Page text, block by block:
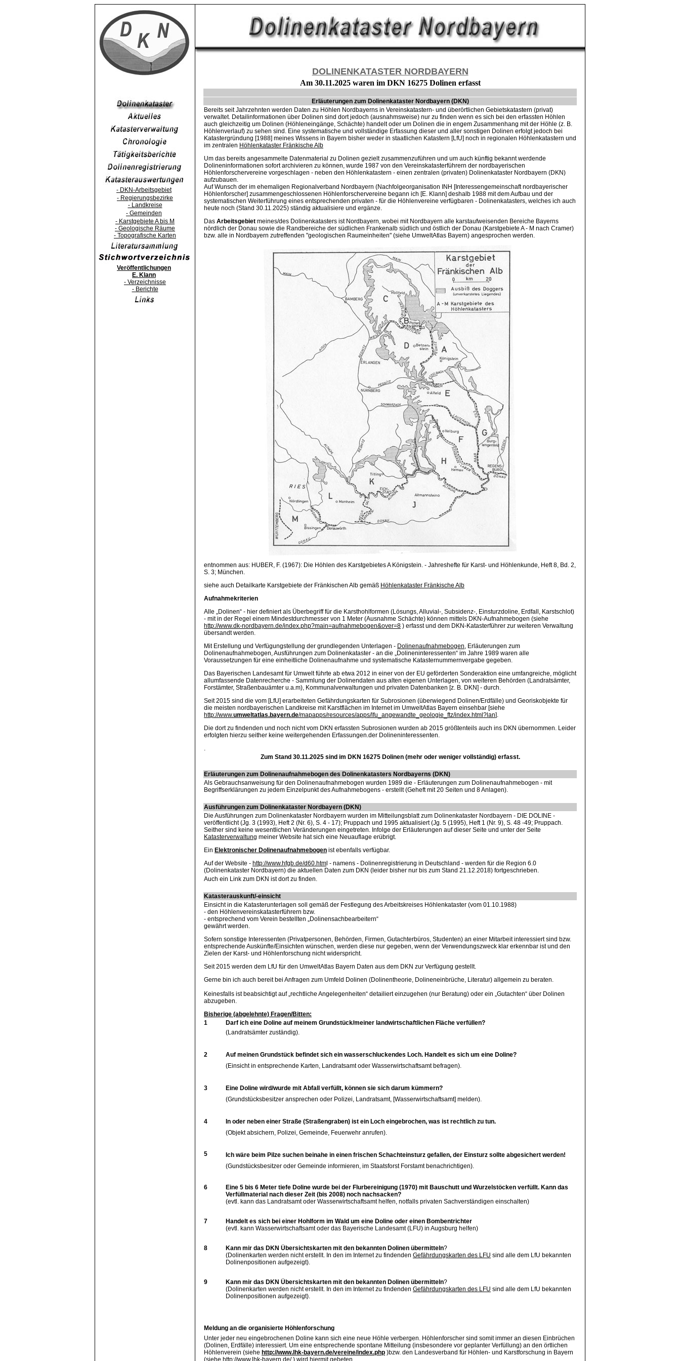
- DKN-Arbeitsgebiet
- Regierungsbezirke
- Landkreise
- Gemeinden
- Karstgebiete A bis M
- Geologische Räume
- Topografische Karten
Veröffentlichungen
E. Klann
- Verzeichnisse
- Berichte
DOLINENKATASTER NORDBAYERN
Am 30.11.2025 waren im DKN 16275 Dolinen erfasst
Erläuterungen zum Dolinenkataster Nordbayern (DKN)
Bereits seit Jahrzehnten werden Daten zu Höhlen Nordbayerns in Vereinskatastern- und überörtlichen Gebietskatastern (privat)
verwaltet. Detailinformationen über Dolinen sind dort jedoch (ausnahmsweise) nur zu finden wenn es sich bei den erfassten Höhlen
auch gleichzeitig um Dolinen (Höhleneingänge, Schächte) handelt oder um Dolinen die in engem Zusammenhang mit der Höhle (z. B.
Höhlenverlauf) zu sehen sind. Eine systematische und vollständige Erfassung dieser und aller sonstigen Dolinen erfolgt jedoch bei
Katastergründung [1988] meines Wissens in Bayern bisher weder in staatlichen Katastern [LfU] noch in regionalen Höhlenkatastern und
im zentralen Höhlenkataster Fränkische Alb
Um das bereits angesammelte Datenmaterial zu Dolinen gezielt zusammenzuführen und um auch künftig bekannt werdende
Dolineninformationen sofort archivieren zu können, wurde 1987 von den Vereinskatasterführern der nordbayerischen
Höhlenforschervereine vorgeschlagen - neben den Höhlenkatastern - einen zentralen (privaten) Dolinenkataster Nordbayern (DKN)
aufzubauen.
Auf Wunsch der im ehemaligen Regionalverband Nordbayern (Nachfolgeorganisation INH [Interessengemeinschaft nordbayerischer
Höhlenforscher] zusammengeschlossenen Höhlenforschervereine begann ich [E. Klann] deshalb 1988 mit dem Aufbau und der
systematischen Weiterführung eines entsprechenden privaten - für die Höhlenvereine verfügbaren - Dolinenkatasters, welches ich auch
heute noch (Stand 30.11.2025) ständig aktualisiere und ergänze.
Das Arbeitsgebiet meines/des Dolinenkatasters ist Nordbayern, wobei mit Nordbayern alle karstaufweisenden Bereiche Bayerns
nördlich der Donau sowie die Randbereiche der südlichen Frankenalb südlich und östlich der Donau (Karstgebiete A - M nach Cramer)
bzw. alle in Nordbayern zutreffenden "geologischen Raumeinheiten" (siehe UmweltAtlas Bayern) angesprochen werden.
entnommen aus: HUBER, F. (1967): Die Höhlen des Karstgebietes A Königstein. - Jahreshefte für Karst- und Höhlenkunde, Heft 8, Bd. 2,
S. 3; München.
siehe auch Detailkarte Karstgebiete der Fränkischen Alb gemäß Höhlenkataster Fränkische Alb
Aufnahmekriterien
Alle „Dolinen“ - hier definiert als Überbegriff für die Karsthohlformen (Lösungs, Alluvial-, Subsidenz-, Einsturzdoline, Erdfall, Karstschlot)
- mit in der Regel einem Mindestdurchmesser von 1 Meter (Ausnahme Schächte) können mittels DKN-Aufnahmebogen (siehe
http://www.dk-nordbayern.de/index.php?main=aufnahmebogen&over=8 ) erfasst und dem DKN-Katasterführer zur weiteren Verwaltung
übersandt werden.
Mit Erstellung und Verfügungstellung der grundlegenden Unterlagen - Dolinenaufnahmebogen, Erläuterungen zum
Dolinenaufnahmebogen, Ausführungen zum Dolinenkataster - an die „Dolineninteressenten“ im Jahre 1989 waren alle
Voraussetzungen für eine einheitliche Dolinenaufnahme und systematische Katasternummernvergabe gegeben.
Das Bayerischen Landesamt für Umwelt führte ab etwa 2012 in einer von der EU geförderten Sonderaktion eine umfangreiche, möglicht
allumfassende Datenrecherche - Sammlung der Dolinendaten aus alten eigenen Unterlagen, von weiteren Behörden (Landratsämter,
Forstämter, Straßenbauämter u.a.m), Kommunalverwaltungen und privaten Datenbanken [z. B. DKN] - durch.
Seit 2015 sind die vom [LfU] erarbeiteten Gefährdungskarten für Subrosionen (überwiegend Dolinen/Erdfälle) und Georiskobjekte für
die meisten nordbayerischen Landkreise mit Karstflächen im Internet im UmweltAtlas Bayern einsehbar [siehe
http://www.umweltatlas.bayern.de/mapapps/resources/apps/lfu_angewandte_geologie_ftz/index.html?lan].
Die dort zu findenden und noch nicht vom DKN erfassten Subrosionen wurden ab 2015 größtenteils auch ins DKN übernommen. Leider
erfolgten hierzu seither keine weitergehenden Erfassungen.der Dolineninteressenten.
.
Zum Stand 30.11.2025 sind im DKN 16275 Dolinen (mehr oder weniger vollständig) erfasst.
Erläuterungen zum Dolinenaufnahmebogen des Dolinenkatasters Nordbayerns (DKN)
Als Gebrauchsanweisung für den Dolinenaufnahmebogen wurden 1989 die - Erläuterungen zum Dolinenaufnahmebogen - mit
Begriffserklärungen zu jedem Einzelpunkt des Aufnahmebogens - erstellt (Geheft mit 20 Seiten und 8 Anlagen).
Ausführungen zum Dolinenkataster Nordbayern (DKN)
Die Ausführungen zum Dolinenkataster Nordbayern wurden im Mitteilungsblatt zum Dolinenkataster Nordbayern - DIE DOLINE -
veröffentlicht (Jg. 3 (1993), Heft 2 (Nr. 6), S. 4 - 17); Pruppach und 1995 aktualisiert (Jg. 5 (1995), Heft 1 (Nr. 9), S. 48 -49; Pruppach.
Seither sind keine wesentlichen Veränderungen eingetreten. Infolge der Erläuterungen auf dieser Seite und unter der Seite
Katasterverwaltung meiner Website hat sich eine Neuauflage erübrigt.
Ein Elektronischer Dolinenaufnahmebogen ist ebenfalls verfügbar.
Auf der Website - http://www.hfgb.de/d60.htm l - namens - Dolinenregistrierung in Deutschland - werden für die Region 6.0
(Dolinenkataster Nordbayern) die aktuellen Daten zum DKN (leider bisher nur bis zum Stand 21.12.2018) fortgeschrieben.
Auch ein Link zum DKN ist dort zu finden.
Katasterauskunft/-einsicht
Einsicht in die Katasterunterlagen soll gemäß der Festlegung des Arbeitskreises Höhlenkataster (vom 01.10.1988)
- den Höhlenvereinskatasterführern bzw.
- entsprechend vom Verein bestellten „Dolinensachbearbeitern“
gewährt werden.
Sofern sonstige Interessenten (Privatpersonen, Behörden, Firmen, Gutachterbüros, Studenten) an einer Mitarbeit interessiert sind bzw.
entsprechende Auskünfte/Einsichten wünschen, werden diese nur gegeben, wenn der Verwendungszweck klar erkennbar ist und den
Zielen der Karst- und Höhlenforschung nicht widerspricht.
Seit 2015 werden dem LfU für den UmweltAtlas Bayern Daten aus dem DKN zur Verfügung gestellt.
Gerne bin ich auch bereit bei Anfragen zum Umfeld Dolinen (Dolinentheorie, Dolineneinbrüche, Literatur) allgemein zu beraten.
Keinesfalls ist beabsichtigt auf „rechtliche Angelegenheiten“ detailiert einzugehen (nur Beratung) oder ein „Gutachten“ über Dolinen
abzugeben.
Bisherige (abgelehnte) Fragen/Bitten:
1
Darf ich eine Doline auf meinem Grundstück/meiner landwirtschaftlichen Fläche verfüllen?
(Landratsämter zuständig).
2
Auf meinen Grundstück befindet sich ein wasserschluckendes Loch. Handelt es sich um eine Doline?
(Einsicht in entsprechende Karten, Landratsamt oder Wasserwirtschaftsamt befragen).
3
Eine Doline wird/wurde mit Abfall verfüllt, können sie sich darum kümmern?
(Grundstücksbesitzer ansprechen oder Polizei, Landratsamt, [Wasserwirtschaftsamt] melden).
4
In oder neben einer Straße (Straßengraben) ist ein Loch eingebrochen, was ist rechtlich zu tun.
(Objekt absichern, Polizei, Gemeinde, Feuerwehr anrufen).
5
Ich wäre beim Pilze suchen beinahe in einen frischen Schachteinsturz gefallen, der Einsturz sollte abgesichert werden!
(Gundstücksbesitzer oder Gemeinde informieren, im Staatsforst Forstamt benachrichtigen).
6
Eine 5 bis 6 Meter tiefe Doline wurde bei der Flurbereinigung (1970) mit Bauschutt und Wurzelstöcken verfüllt. Kann das
Verfüllmaterial nach dieser Zeit (bis 2008) noch nachsacken?
(evtl. kann das Landratsamt oder Wasserwirtschaftsamt helfen, notfalls privaten Sachverständigen einschalten)
7
Handelt es sich bei einer Hohlform im Wald um eine Doline oder einen Bombentrichter
(evtl. kann Wasserwirtschaftsamt oder das Bayerische Landesamt (LFU) in Augsburg helfen)
8 Kann mir das DKN Übersichtskarten mit den bekannten Dolinen übermitteln?
(Dolinenkarten werden nicht erstellt. In den im Internet zu findenden Gefährdungskarten des LFU sind alle dem LfU bekannten
Dolinenpositionen aufgezeigt).
9 Kann mir das DKN Übersichtskarten mit den bekannten Dolinen übermitteln?
(Dolinenkarten werden nicht erstellt. In den im Internet zu findenden Gefährdungskarten des LFU sind alle dem LfU bekannten
Dolinenpositionen aufgezeigt).
Meldung an die organisierte Höhlenforschung
Unter jeder neu eingebrochenen Doline kann sich eine neue Höhle verbergen. Höhlenforscher sind somit immer an diesen Einbrüchen
(Dolinen, Erdfälle) interessiert. Um eine entsprechende spontane Mitteilung (insbesondere vor geplanter Verfüllung) an den örtlichen
Höhlenverein (siehe http://www.lhk-bayern.de/vereine/index.php )bzw. den Landesverband für Höhlen- und Karstforschung in Bayern
(siehe http://www.lhk-bayern.de/ ) wird hiermit gebeten.